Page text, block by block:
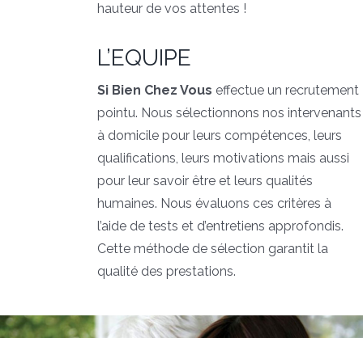
hauteur de vos attentes !
L’EQUIPE
Si Bien Chez Vous effectue un recrutement
pointu. Nous sélectionnons nos intervenants
à domicile pour leurs compétences, leurs
qualifications, leurs motivations mais aussi
pour leur savoir être et leurs qualités
humaines. Nous évaluons ces critères à
l’aide de tests et d’entretiens approfondis.
Cette méthode de sélection garantit la
qualité des prestations.